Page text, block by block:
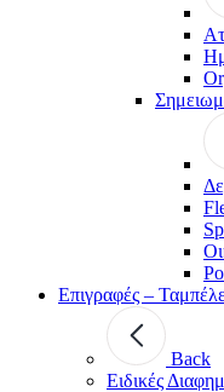
Επιγραφές –
Back
Ειδικές